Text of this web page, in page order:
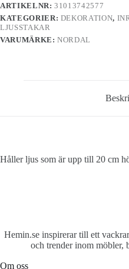
ARTIKELNR:31013742577
KATEGORIER: DEKORATION,
LJUSSTAKAR
VARUMÄRKE:NORDAL
Håller ljus som är upp till 20 cm
Hemin.se inspirerar till ett
och trender inom möbler,
Om oss